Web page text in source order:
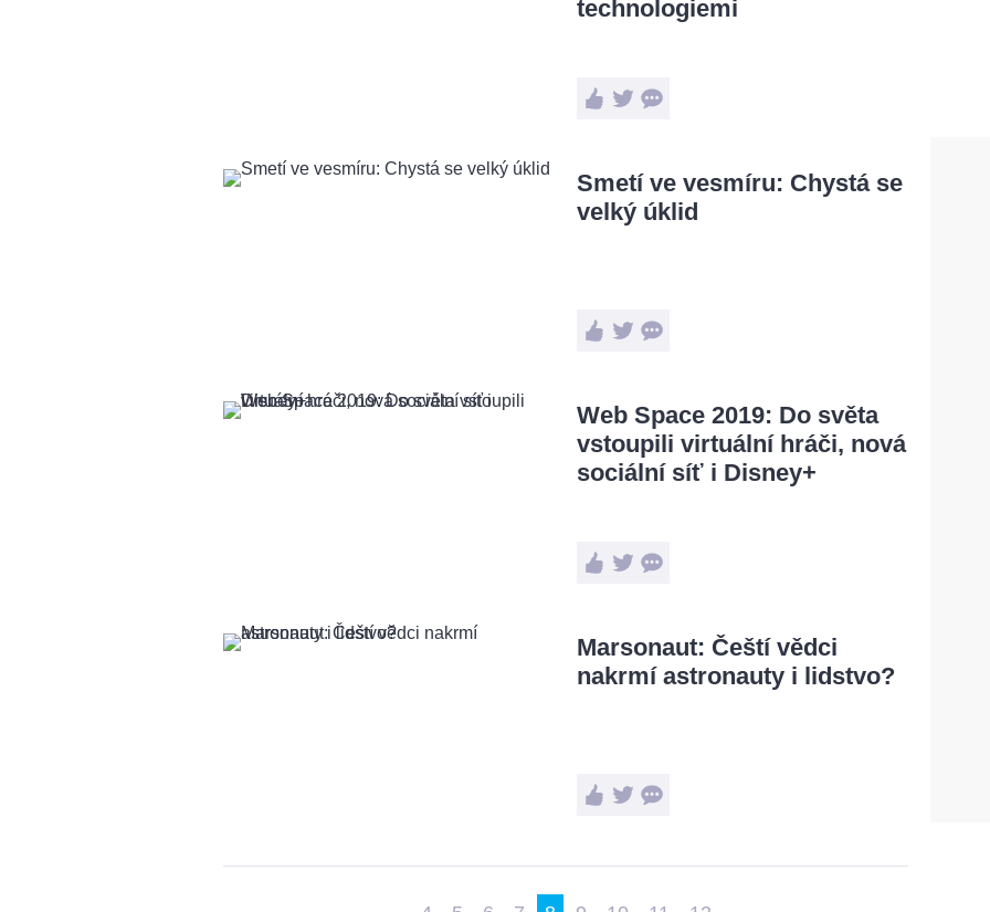
technologiemi
Smetí ve vesmíru: Chystá se
velký úklid
Web Space 2019: Do světa
vstoupili virtuální hráči, nová
sociální síť i Disney+
Marsonaut: Čeští vědci
nakrmí astronauty i lidstvo?